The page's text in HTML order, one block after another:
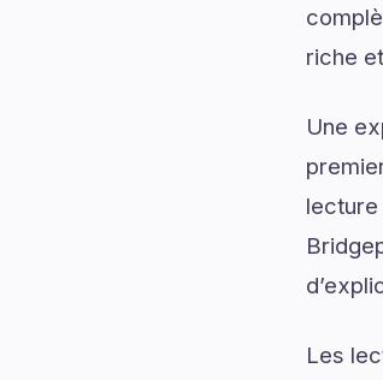
riche
Une
lecture
Les